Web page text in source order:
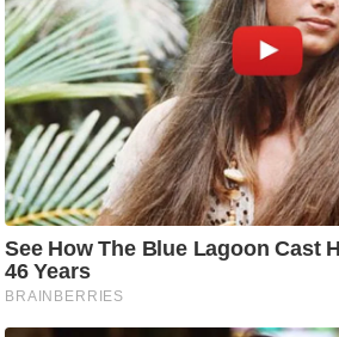
सा
म
यि
क
मा
तृ
भू
मि
स्तं
भ